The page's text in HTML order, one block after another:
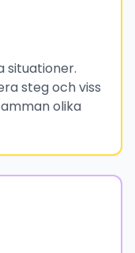
situationer.
steg och viss
olika